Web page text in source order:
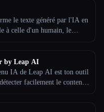
le texte généré par l'IA en
à celle d'un humain, le
des blogs, des articles
le référencement, tout en
améliorant la lisibilité.
by Leap AI
IA de Leap AI est ton outil
facilement le contenu